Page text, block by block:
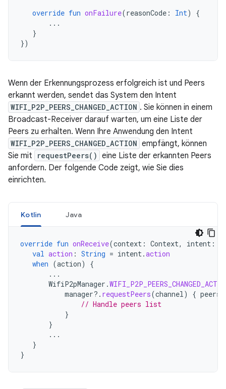
override fun onFailure(reasonCode : Int)
{
...
}
})
Wenn der Erkennungsprozess erfolgreich ist und Peers
erkannt werden, sendet das System den Intent
WIFI_P2P_PEERS_CHANGED_ACTION . Sie können in einem
Broadcast-Receiver darauf warten, um eine Liste der
Peers zu erhalten. Wenn Ihre Anwendung den Intent
WIFI_P2P_PEERS_CHANGED_ACTION empfängt, können
Sie mit
requestPeers() eine Liste der erkannten Peers
anfordern. Der folgende Code zeigt, wie Sie dies
einrichten.
Kotlin Java
override fun onReceive(context : Context, intent :
val action : String = intent.action
when (action)
{
...
WifiP2pManager .
manager?. requestPeers(channel) { peers
// Handle peers list
}
}
...
}
}